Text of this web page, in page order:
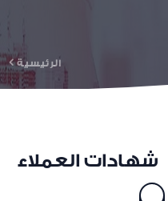
الرئيسية
شهادات العملاء